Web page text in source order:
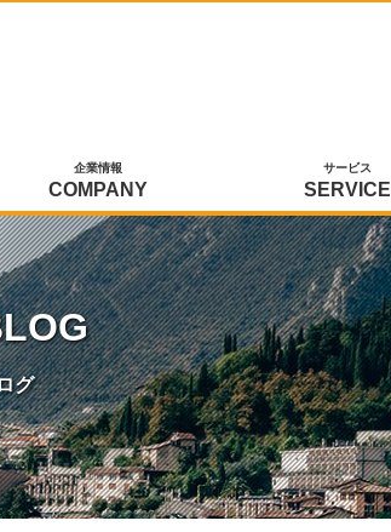
企業情報
COMPANY
サービス
SERVICE
グ